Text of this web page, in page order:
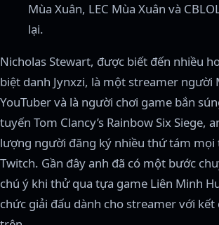
Mùa Xuân, LEC Mùa Xuân và
lại.
Nicholas Stewart, được biết đến nhiều
biệt danh Jynxzi, là một streamer người
YouTuber và là người chơi game bắn
tuyến Tom Clancy’s Rainbow Six Siege,
lượng người đăng ký nhiều thứ tám mọi
Twitch. Gần đây anh đã có một bước
chú ý khi thử qua tựa game Liên Minh
chức giải đấu dành cho streamer với